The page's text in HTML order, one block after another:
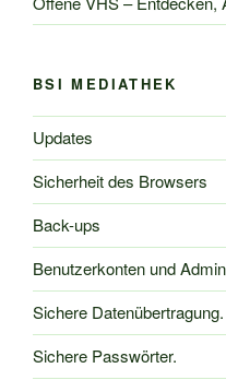
BSI MEDIATHEK
Updates
Sicherheit des Browsers
Back-ups
Benutzerkonten und
Sichere Datenübertragung.
Sichere Passwörter.